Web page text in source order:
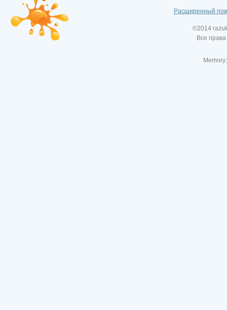
Расширенный
©2014
Все